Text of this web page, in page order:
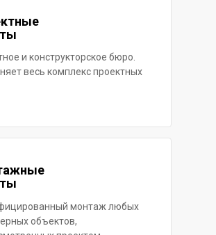
и конструкторское бюро.
весь комплекс проектных
монтаж любых
объектов,